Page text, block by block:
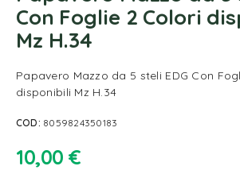
Con Foglie 2 Colori
Mz H.34
Papavero Mazzo da 5 steli EDG Con
disponibili Mz H.34
COD: 8059824350183
10,00 €